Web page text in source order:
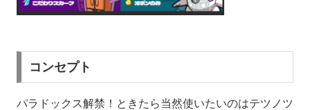
コンセプト
パラドックス解禁！ときたら当然使いたいのはテツノツ